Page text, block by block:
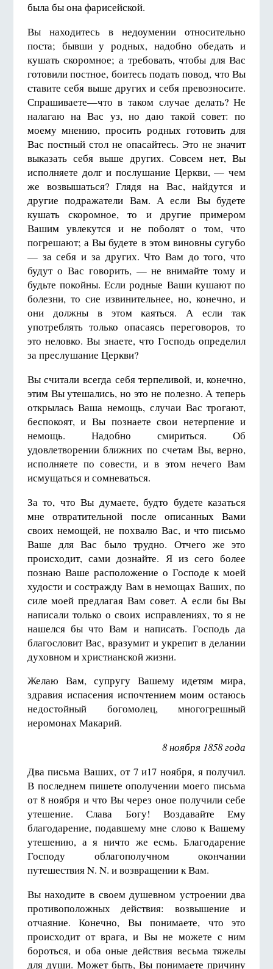
была бы она фарисейской.
Вы находитесь в недоумении относительно
поста; бывши у родных, надобно обедать и
кушать скоромное; а требовать, чтобы для Вас
готовили постное, боитесь подать повод, что Вы
ставите себя выше других и себя превозносите.
Спрашиваете—что в таком случае делать? Не
налагаю на Вас уз, но даю такой совет: по
моему мнению, просить родных готовить для
Вас постный стол не опасайтесь. Это не значит
выказать себя выше других. Совсем нет, Вы
исполняете долг и послушание Церкви, — чем
же возвышаться? Глядя на Вас, найдутся и
другие подражатели Вам. А если Вы будете
кушать скоромное, то и другие примером
Вашим увлекутся и не поболят о том, что
погрешают; а Вы будете в этом виновны сугубо
— за себя и за других. Что Вам до того, что
будут о Вас говорить, — не внимайте тому и
будьте покойны. Если родные Ваши кушают по
болезни, то сие извинительнее, но, конечно, и
они должны в этом каяться. А если так
употреблять только опасаясь переговоров, то
это неловко. Вы знаете, что Господь определил
за преслушание Церкви?
Вы считали всегда себя терпеливой, и, конечно,
этим Вы утешались, но это не полезно. А теперь
открылась Ваша немощь, случаи Вас трогают,
беспокоят, и Вы познаете свои нетерпение и
немощь. Надобно смириться. Об
удовлетворении ближних по счетам Вы, верно,
исполняете по совести, и в этом нечего Вам
исмущаться и сомневаться.
За то, что Вы думаете, будто будете казаться
мне отвратительной после описанных Вами
своих немощей, не похвалю Вас, и что письмо
Ваше для Вас было трудно. Отчего же это
происходит, сами дознайте. Я из сего более
познаю Ваше расположение о Господе к моей
худости и состражду Вам в немощах Ваших, по
силе моей предлагая Вам совет. А если бы Вы
написали только о своих исправлениях, то я не
нашелся бы что Вам и написать. Господь да
благословит Вас, вразумит и укрепит в делании
духовном и христианской жизни.
Желаю Вам, супругу Вашему идетям мира,
здравия испасения испочтением моим остаюсь
недостойный богомолец, многогрешный
иеромонах Макарий.
8 ноября 1858 года
Два письма Ваших, от 7 и17 ноября, я получил.
В последнем пишете ополучении моего письма
от 8 ноября и что Вы через оное получили себе
утешение. Слава Богу! Воздавайте Ему
благодарение, подавшему мне слово к Вашему
утешению, а я ничто же есмь. Благодарение
Господу облагополучном окончании
путешествия N. N. и возвращении к Вам.
Вы находите в своем душевном устроении два
противоположных действия: возвышение и
отчаяние. Конечно, Вы понимаете, что это
происходит от врага, и Вы не можете с ним
бороться, и оба оные действия весьма тяжелы
для души. Может быть, Вы понимаете причину